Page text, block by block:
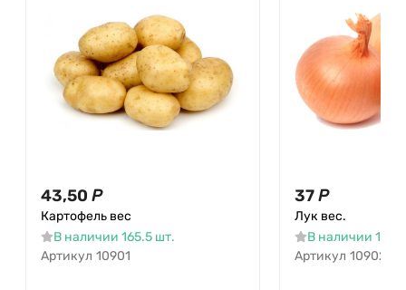
43,50 Р
Картофель вес
В наличии 165.5 шт.
Артикул 10901
37Р
Лук вес.
В наличии
Артикул 10902